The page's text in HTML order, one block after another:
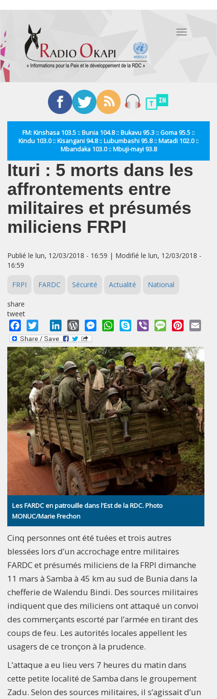
contenu
principal
Toggle
FM: Kinshasa 103.5 :: Bunia 104.8 :: Bukavu 95.3 :: Goma 95.5 ::
Kindu 103.0 :: Kisangani 94.8 :: Lubumbashi 95.8 :: Matadi 102.0 ::
Mbandaka 103.0 :: Mbuji-mayi 93.8
Ituri : 5 morts dans les
affrontements entre
militaires et présumés
miliciens FRPI
Publié le lun, 12/03/2018 - 16:59 | Modifié le lun, 12/03/2018 -
16:59
FRPI FARDC Sécurité Actualité National
share
tweet
Facebook
Twitter LinkedInWordPressMessengerWhatsApp
Skype Viber MessagePinterest
Les FARDC en patrouille dans l'Est de la RDC. Photo
MONUC/Marie Frechon
Cinq personnes ont été tuées et trois autres
blessées lors d’un accrochage entre militaires
FARDC et présumés miliciens de la FRPI dimanche
11 mars à Samba à 45 km au sud de Bunia dans la
chefferie de Walendu Bindi. Des sources militaires
indiquent que des miliciens ont attaqué un convoi
des commerçants escorté par l’armée en tirant des
coups de feu. Les autorités locales appellent les
usagers de ce tronçon à la prudence.
L’attaque a eu lieu vers 7 heures du matin dans
cette petite localité de Samba dans le groupement
Zadu. Selon des sources militaires, il s’agissait d’un